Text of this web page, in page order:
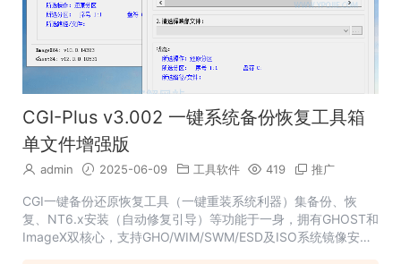
CGI-Plus v3.002 一键系统备份恢复工具箱
单文件增强版
admin 2025-06-09 工具软件 419 推广
CGI一键备份还原恢复工具（一键重装系统利器）集备份、恢
复、NT6.x安装（自动修复引导）等功能于一身，拥有GHOST和
ImageX双核心，支持GHO/WIM/SWM/ESD及ISO系统镜像安装